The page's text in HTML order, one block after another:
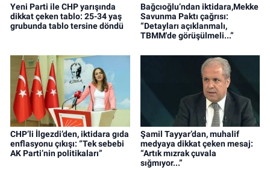
Yeni Parti ile CHP yarışında
dikkat çeken tablo: 25-34 yaş
grubunda tablo tersine döndü
Bağcıoğlu’ndan iktidara,Mekke
Savunma Paktı çağrısı:
“Detayları açıklanmalı,
TBMM'de görüşülmeli...”
CHP’li İlgezdi’den, iktidara gıda
enflasyonu çıkışı: “Tek sebebi
AK Parti’nin politikaları”
Şamil Tayyar’dan, muhalif
medyaya dikkat çeken mesaj:
“Artık mızrak çuvala
sığmıyor...”